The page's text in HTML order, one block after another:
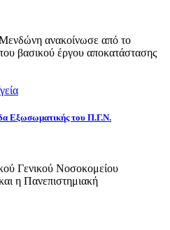
ανακοίνωσε από το
βασικού έργου αποκατάστασης
Εξωσωματικής του Π.Γ.Ν.
Γενικού Νοσοκομείου
η Πανεπιστημιακή